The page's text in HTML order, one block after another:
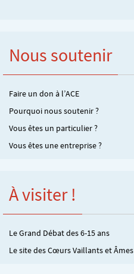
Nous soutenir
Faire un don à l’ACE
Pourquoi nous soutenir ?
Vous êtes un particulier ?
Vous êtes une entreprise ?
À visiter !
Le Grand Débat des 6-15 ans
Le site des Cœurs Vaillants et